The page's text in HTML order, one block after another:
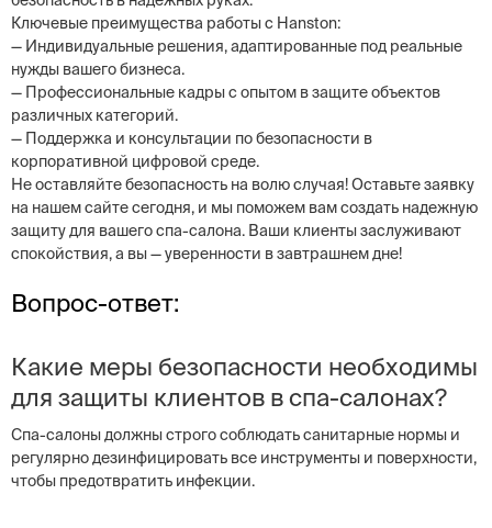
Ключевые преимущества работы с Hanston:
— Индивидуальные решения, адаптированные под реальные
нужды вашего бизнеса.
— Профессиональные кадры с опытом в защите объектов
различных категорий.
— Поддержка и консультации по безопасности в
корпоративной цифровой среде.
Не оставляйте безопасность на волю случая! Оставьте заявку
на нашем сайте сегодня, и мы поможем вам создать надежную
защиту для вашего спа-салона. Ваши клиенты заслуживают
спокойствия, а вы — уверенности в завтрашнем дне!
Вопрос-ответ:
Какие меры безопасности необходимы
для защиты клиентов в спа-салонах?
Спа-салоны должны строго соблюдать санитарные нормы и
регулярно дезинфицировать все инструменты и поверхности,
чтобы предотвратить инфекции.